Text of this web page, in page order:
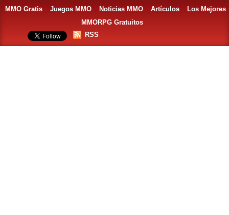
MMO Gratis Juegos MMO Noticias MMO Artículos
Los Mejores
MMORPG Gratuitos
RSS